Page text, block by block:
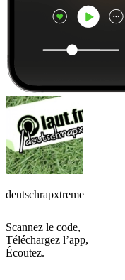
deutschrapxtreme
Scannez le code,
Téléchargez l’app,
Écoutez.